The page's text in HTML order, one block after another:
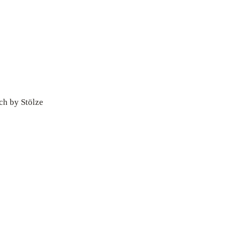
by Stölze